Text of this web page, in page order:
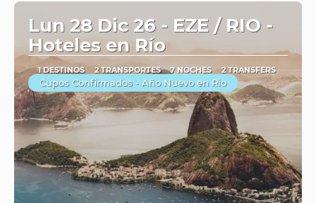
Lun 28 Dic 26 - EZE / RIO -
Hoteles en Río
1 DESTINOS 2 TRANSPORTES 7 NOCHES 2 TRANSFERS
Cupos Confirmados - Año Nuevo en Rio